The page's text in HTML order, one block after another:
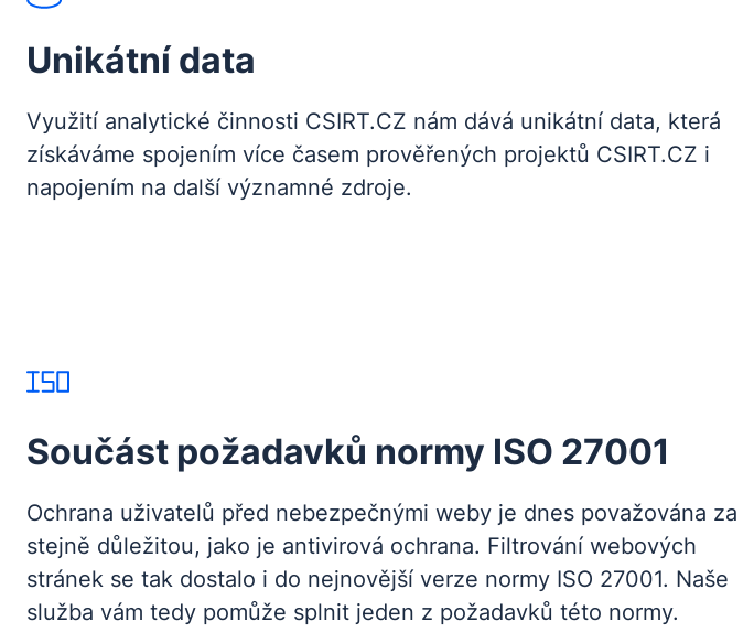
Unikátní data
Využití analytické činnosti CSIRT.CZ nám dává unikátní data, která
získáváme spojením více časem prověřených projektů CSIRT.CZ i
napojením na další významné zdroje.
Součást požadavků normy ISO 27001
Ochrana uživatelů před nebezpečnými weby je dnes považována za
stejně důležitou, jako je antivirová ochrana. Filtrování webových
stránek se tak dostalo i do nejnovější verze normy ISO 27001. Naše
služba vám tedy pomůže splnit jeden z požadavků této normy.